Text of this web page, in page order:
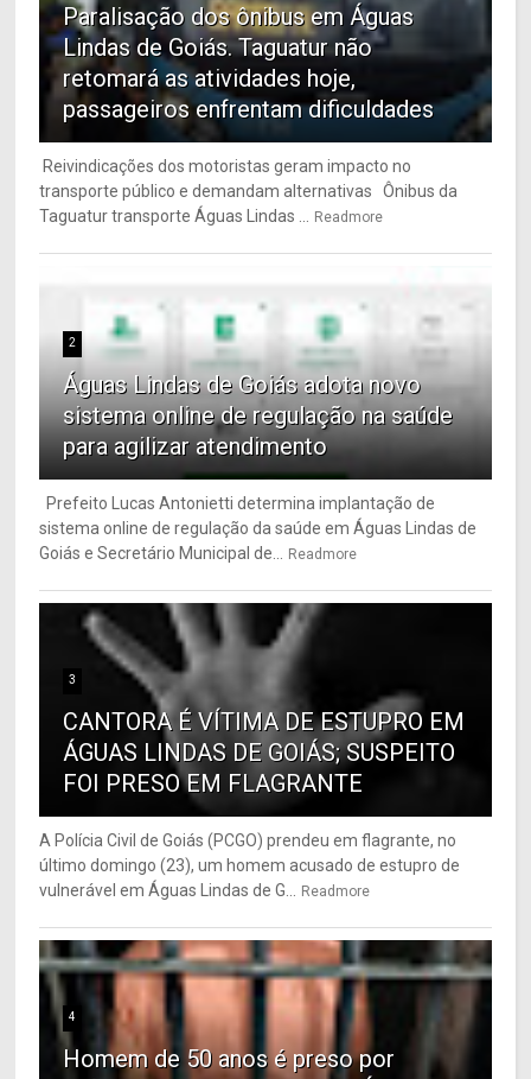
Paralisação dos ônibus em Águas
Lindas de Goiás. Taguatur não
retomará as atividades hoje,
passageiros enfrentam dificuldades
Reivindicações dos motoristas geram impacto no
transporte público e demandam alternativas Ônibus da
Taguatur transporte Águas Lindas ...
Readmore
2
Águas Lindas de Goiás adota novo
sistema online de regulação na saúde
para agilizar atendimento
Prefeito Lucas Antonietti determina implantação de
sistema online de regulação da saúde em Águas Lindas de
Goiás e Secretário Municipal de...
Readmore
3
CANTORA É VÍTIMA DE ESTUPRO EM
ÁGUAS LINDAS DE GOIÁS; SUSPEITO
FOI PRESO EM FLAGRANTE
A Polícia Civil de Goiás (PCGO) prendeu em flagrante, no
último domingo (23), um homem acusado de estupro de
vulnerável em Águas Lindas de G...
Readmore
4
Homem de 50 anos é preso por